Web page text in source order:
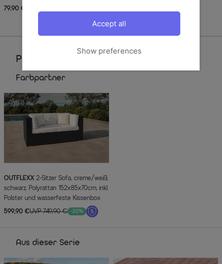
wasserabweisend, UV-Schutz
79,90 €
Perfektionieren Sie Ihren Garten
Farbpartner
OUTFLEXX
schwarz, Polyrattan 152x85x70cm, inkl.
Polster und wasserfeste Kissenbox
599,90 €UVP 749,90 € -20%
Aus dieser Serie
Show preferences
Accept all